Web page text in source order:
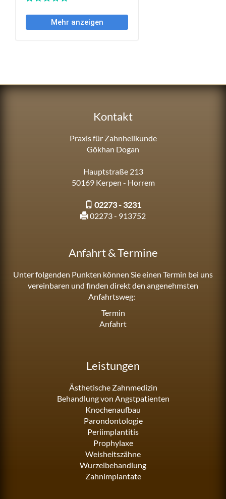
Kontakt
Praxis für Zahnheilkunde
Gökhan Dogan
Hauptstraße 213
50169 Kerpen - Horrem
02273 - 3231
02273 - 913752
Anfahrt & Termine
Unter folgenden Punkten können Sie einen Termin bei uns
vereinbaren und finden direkt den angenehmsten
Anfahrtsweg:
Termin
Anfahrt
Leistungen
Ästhetische Zahnmedizin
Behandlung von Angstpatienten
Knochenaufbau
Parondontologie
Periimplantitis
Prophylaxe
Weisheitszähne
Wurzelbehandlung
Zahnimplantate